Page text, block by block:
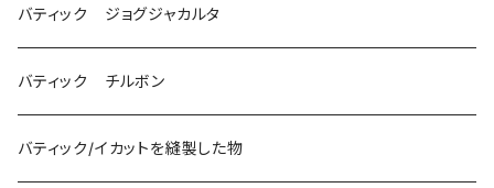
バティック ジョグジャカルタ
バティック チルボン
バティック/イカットを縫製した物